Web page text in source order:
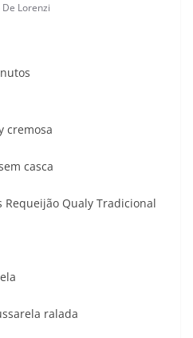
De Lorenzi
cremosa
casca
Requeijão Qualy Tradicional
ralada